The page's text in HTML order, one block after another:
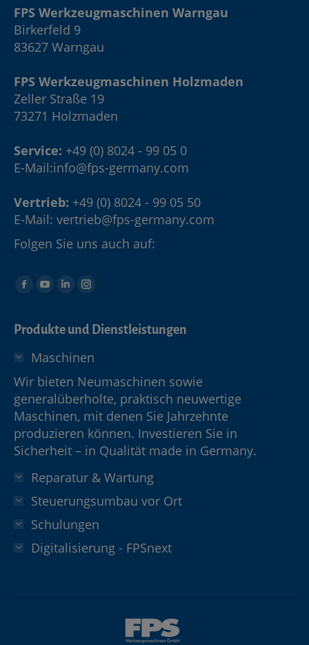
FPS Werkzeugmaschinen Warngau
Birkerfeld 9
83627 Warngau
FPS Werkzeugmaschinen Holzmaden
Zeller Straße 19
73271 Holzmaden
Service: +49 (0) 8024 - 99 05 0
E-Mail:info@fps-germany.com
Vertrieb: +49 (0) 8024 - 99 05 50
E-Mail: vertrieb@fps-germany.com
Folgen Sie uns auch auf:
Produkte und Dienstleistungen
Maschinen
Wir bieten Neumaschinen sowie
generalüberholte, praktisch neuwertige
Maschinen, mit denen Sie Jahrzehnte
produzieren können. Investieren Sie in
Sicherheit – in Qualität made in Germany.
Reparatur & Wartung
Steuerungsumbau vor Ort
Schulungen
Digitalisierung - FPSnext